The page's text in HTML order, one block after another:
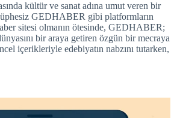
kültür ve sanat adına umut veren bir
GEDHABER gibi platformların
sitesi olmanın ötesinde, GEDHABER;
bir araya getiren özgün bir mecraya
içerikleriyle edebiyatın nabzını tutarken,